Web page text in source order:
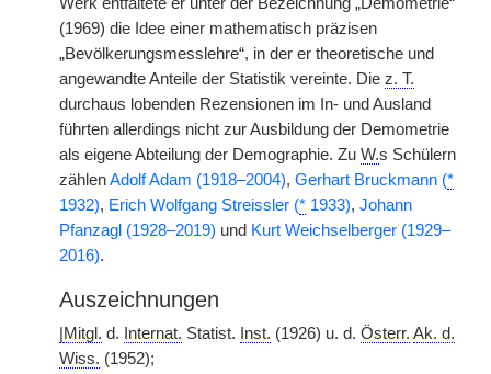
(1969) die Idee einer mathematisch präzisen
„Bevölkerungsmesslehre“, in der er theoretische und
angewandte Anteile der Statistik vereinte. Die z. T.
durchaus lobenden Rezensionen im In- und Ausland
führten allerdings nicht zur Ausbildung der Demometrie
als eigene Abteilung der Demographie. Zu W.s Schülern
zählenAdolf Adam (1918–2004), Gerhart Bruckmann (*
1932), Erich Wolfgang Streissler (* 1933), Johann
Pfanzagl (1928–2019) und Kurt Weichselberger (1929–
2016).
Auszeichnungen
Mitgl. d. Internat. Statist. Inst. (1926) u. d. Österr. Ak. d.
Wiss. (1952);